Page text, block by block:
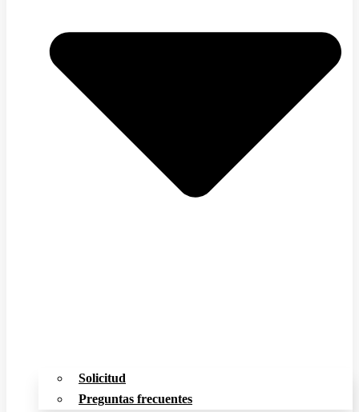
Solicitud
Preguntas frecuentes